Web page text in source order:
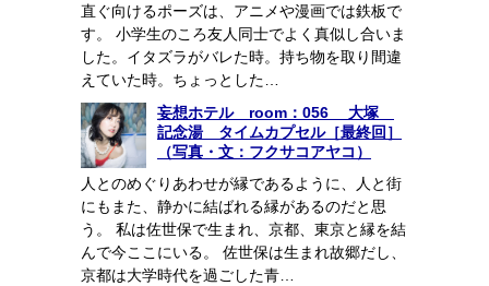
直ぐ向けるポーズは、アニメや漫画では鉄板で
す。 小学生のころ友人同士でよく真似し合いま
した。イタズラがバレた時。持ち物を取り間違
えていた時。ちょっとした…
妄想ホテル room：056 大塚
記念湯 タイムカプセル［最終回］
（写真・文：フクサコアヤコ）
人とのめぐりあわせが縁であるように、人と街
にもまた、静かに結ばれる縁があるのだと思
う。 私は佐世保で生まれ、京都、東京と縁を結
んで今ここにいる。 佐世保は生まれ故郷だし、
京都は大学時代を過ごした青…